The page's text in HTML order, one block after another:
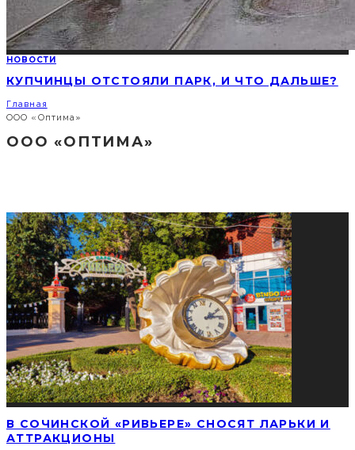
НОВОСТИ
КУПЧИНЦЫ ОТСТОЯЛИ ПАРК, И ЧТО ДАЛЬШЕ?
Главная
ООО «Оптима»
ООО «ОПТИМА»
В СОЧИНСКОЙ «РИВЬЕРЕ» СНОСЯТ ЛАРЬКИ И
АТТРАКЦИОНЫ